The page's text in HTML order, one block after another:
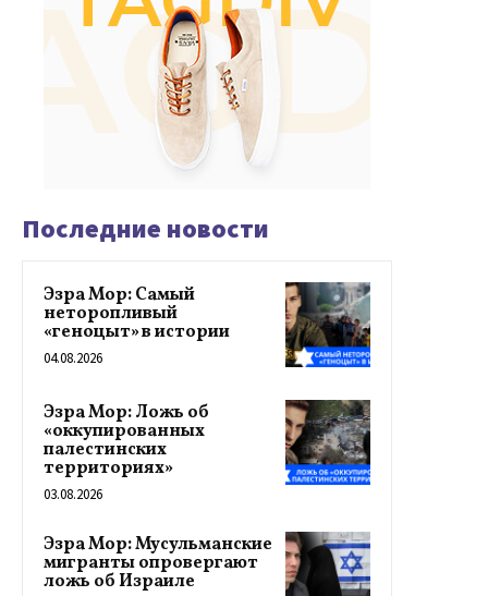
Последние новости
Эзра Мор: Самый
неторопливый
«геноцыт» в истории
04.08.2026
Эзра Мор: Ложь об
«оккупированных
палестинских
территориях»
03.08.2026
Эзра Мор: Мусульманские
мигранты опровергают
ложь об Израиле